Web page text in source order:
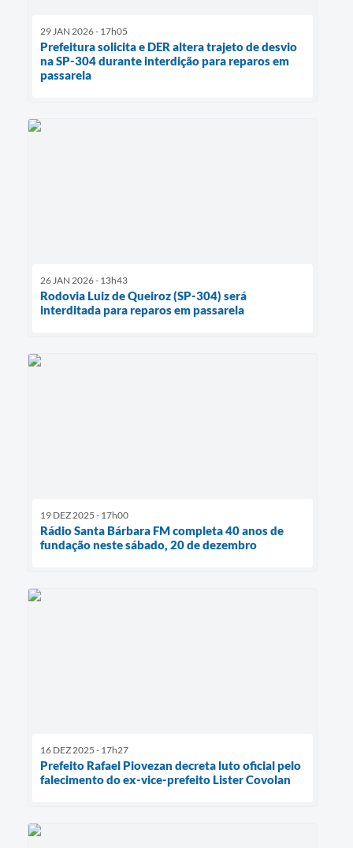
29 JAN 2026 - 17h05
Prefeitura solicita e DER altera trajeto de desvio
na SP-304 durante interdição para reparos em
passarela
26 JAN 2026 - 13h43
Rodovia Luiz de Queiroz (SP-304) será
interditada para reparos em passarela
19 DEZ 2025 - 17h00
Rádio Santa Bárbara FM completa 40 anos de
fundação neste sábado, 20 de dezembro
16 DEZ 2025 - 17h27
Prefeito Rafael Piovezan decreta luto oficial pelo
falecimento do ex-vice-prefeito Lister Covolan